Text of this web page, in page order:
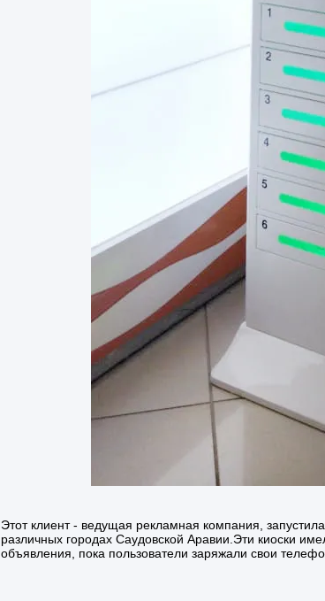
Этот клиент - ведущая рекламная компания,
различных городах Саудовской Аравии.Эти киоски
объявления, пока пользователи заряжали свои